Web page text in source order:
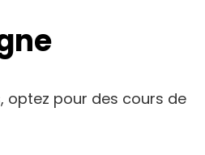
optez pour des cours de